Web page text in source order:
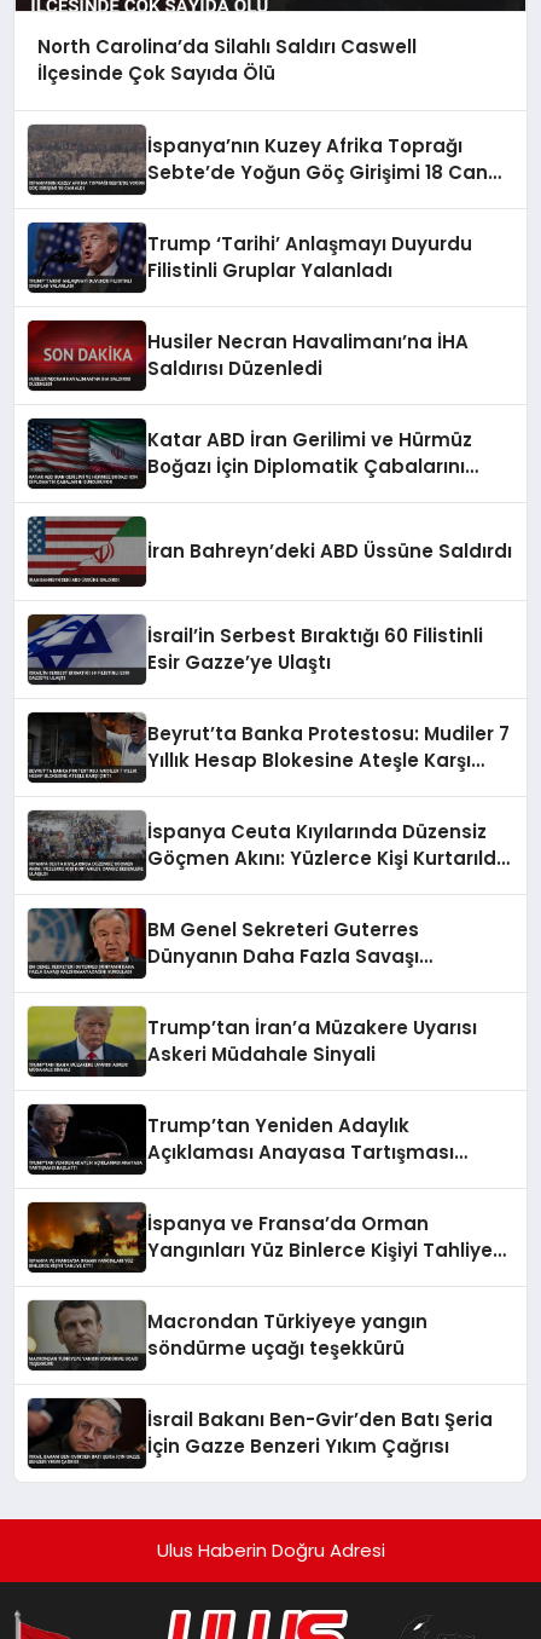
North Carolina’da Silahlı Saldırı Caswell
İlçesinde Çok Sayıda Ölü
İspanya’nın Kuzey Afrika Toprağı
Sebte’de Yoğun Göç Girişimi 18 Can
Trump ‘Tarihi’ Anlaşmayı Duyurdu
Filistinli Gruplar Yalanladı
Husiler Necran Havalimanı’na İHA
Saldırısı Düzenledi
Katar ABD İran Gerilimi ve Hürmüz
Boğazı İçin Diplomatik Çabalarını
İran Bahreyn’deki ABD Üssüne Saldırdı
İsrail’in Serbest Bıraktığı 60 Filistinli
Esir Gazze’ye Ulaştı
Beyrut’ta Banka Protestosu: Mudiler 7
Yıllık Hesap Blokesine Ateşle Karşı
İspanya Ceuta Kıyılarında Düzensiz
Göçmen Akını: Yüzlerce Kişi Kurtarıldı,
BM Genel Sekreteri Guterres
Dünyanın Daha Fazla Savaşı
Trump’tan İran’a Müzakere Uyarısı
Askeri Müdahale Sinyali
Trump’tan Yeniden Adaylık
Açıklaması Anayasa Tartışması
İspanya ve Fransa’da Orman
Yangınları Yüz Binlerce Kişiyi Tahliye
Macrondan Türkiyeye yangın
söndürme uçağı teşekkürü
İsrail Bakanı Ben-Gvir’den Batı Şeria
İçin Gazze Benzeri Yıkım Çağrısı
Ulus Haberin Doğru Adresi